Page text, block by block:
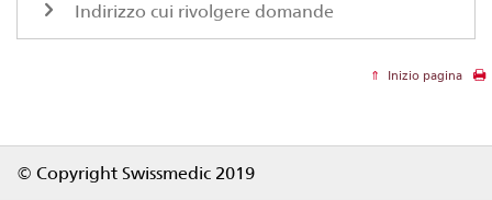
Indirizzo cui rivolgere domande
Inizio pagina
© Copyright Swissmedic 2019